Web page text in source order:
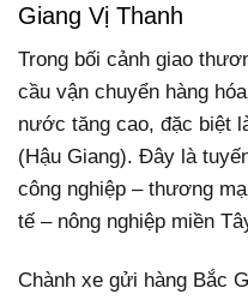
Giang Vị Thanh
Trong bối cảnh giao
cầu vận chuyển hàng
nước tăng cao, đặc biệt
(Hậu Giang). Đây là
công nghiệp – thương
tế – nông nghiệp miền
Chành xe gửi hàng Bắc